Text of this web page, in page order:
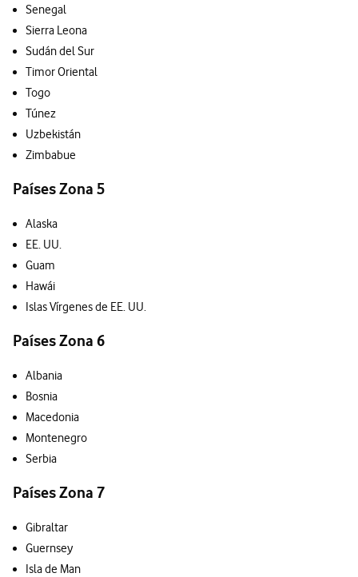
Senegal
Sierra Leona
Sudán del Sur
Timor Oriental
Togo
Túnez
Uzbekistán
Zimbabue
Países Zona 5
Alaska
EE. UU.
Guam
Hawái
Islas Vírgenes de EE. UU.
Países Zona 6
Albania
Bosnia
Macedonia
Montenegro
Serbia
Países Zona 7
Gibraltar
Guernsey
Isla de Man